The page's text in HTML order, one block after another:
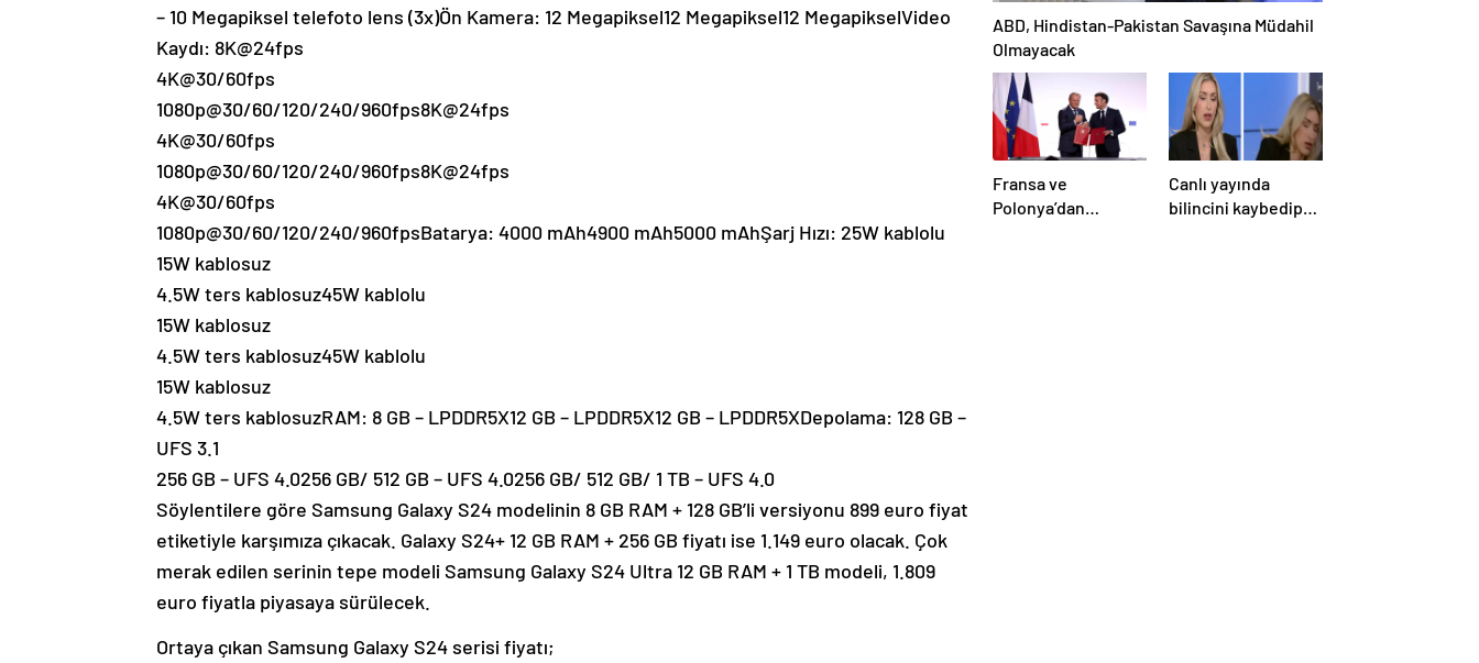
– 10 Megapiksel telefoto lens (3x)Ön Kamera: 12 Megapiksel12 Megapiksel12 MegapikselVideo
Kaydı: 8K@24fps
4K@30/60fps
1080p@30/60/120/240/960fps8K@24fps
4K@30/60fps
1080p@30/60/120/240/960fps8K@24fps
4K@30/60fps
1080p@30/60/120/240/960fpsBatarya: 4000 mAh4900 mAh5000 mAhŞarj Hızı: 25W kablolu
15W kablosuz
4.5W ters kablosuz45W kablolu
15W kablosuz
4.5W ters kablosuz45W kablolu
15W kablosuz
4.5W ters kablosuzRAM: 8 GB – LPDDR5X12 GB – LPDDR5X12 GB – LPDDR5XDepolama: 128 GB –
UFS 3.1
256 GB – UFS 4.0256 GB/ 512 GB – UFS 4.0256 GB/ 512 GB/ 1 TB – UFS 4.0
Söylentilere göre Samsung Galaxy S24 modelinin 8 GB RAM + 128 GB’li versiyonu 899 euro fiyat
etiketiyle karşımıza çıkacak. Galaxy S24+ 12 GB RAM + 256 GB fiyatı ise 1.149 euro olacak. Çok
merak edilen serinin tepe modeli Samsung Galaxy S24 Ultra 12 GB RAM + 1 TB modeli, 1.809
euro fiyatla piyasaya sürülecek.
Ortaya çıkan Samsung Galaxy S24 serisi fiyatı;
ABD, Hindistan-Pakistan Savaşına Müdahil
Olmayacak
Fransa ve
Polonya’dan
Canlı yayında
bilincini kaybedip